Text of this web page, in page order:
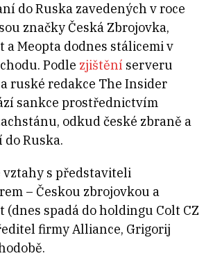
do Ruska zavedených v roce
značky Česká Zbrojovka,
a Meopta dodnes stálicemi v
Podle zjištění serveru
ruské redakce The Insider
sankce prostřednictvím
odkud české zbraně a
Ruska.
vztahy s představiteli
– Českou zbrojovkou a
(dnes spadá do holdingu Colt CZ
firmy Alliance, Grigorij